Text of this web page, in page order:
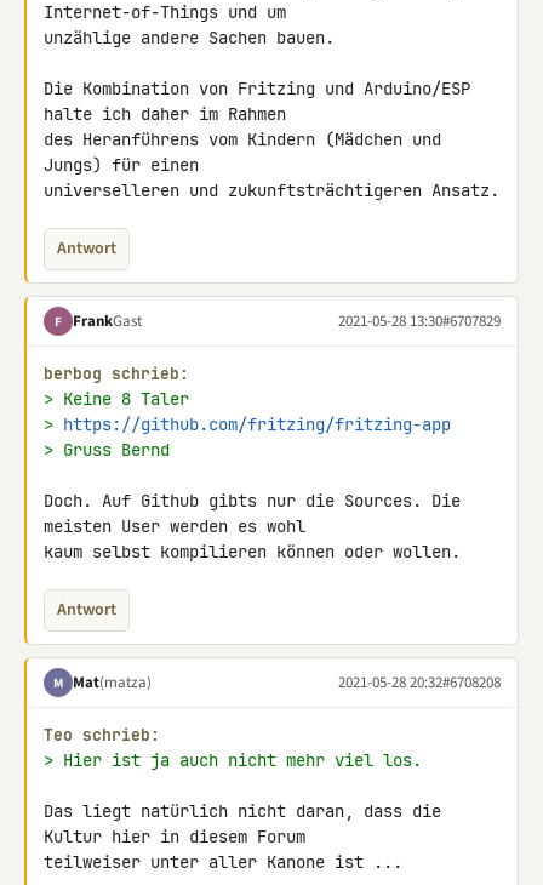
Internet-of-Things und um
unzählige andere Sachen bauen.
Die Kombination von Fritzing und Arduino/ESP
halte ich daher im Rahmen
des Heranführens vom Kindern (Mädchen und
Jungs) für einen
universelleren und zukunftsträchtigeren Ansatz.
Antwort
F FrankGast 2021-05-28 13:30#6707829
berbog schrieb:
> Keine 8 Taler
> https://github.com/fritzing/fritzing-app
> Gruss Bernd
Doch. Auf Github gibts nur die Sources. Die
meisten User werden es wohl
kaum selbst kompilieren können oder wollen.
Antwort
M Mat(matza) 2021-05-28 20:32#6708208
Teo schrieb:
> Hier ist ja auch nicht mehr viel los.
Das liegt natürlich nicht daran, dass die
Kultur hier in diesem Forum
teilweiser unter aller Kanone ist ...